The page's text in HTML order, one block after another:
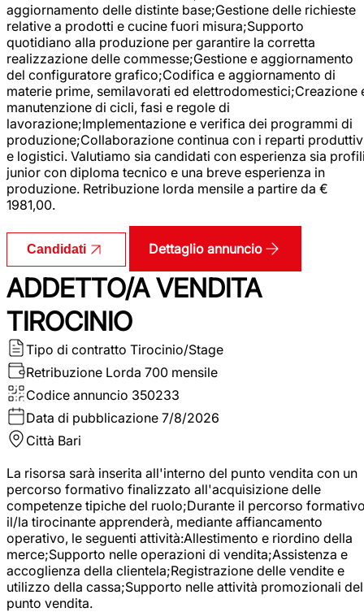
aggiornamento delle distinte base;Gestione delle richieste
relative a prodotti e cucine fuori misura;Supporto
quotidiano alla produzione per garantire la corretta
realizzazione delle commesse;Gestione e aggiornamento
del configuratore grafico;Codifica e aggiornamento di
materie prime, semilavorati ed elettrodomestici;Creazione
manutenzione di cicli, fasi e regole di
lavorazione;Implementazione e verifica dei programmi di
produzione;Collaborazione continua con i reparti
e logistici. Valutiamo sia candidati con esperienza sia
junior con diploma tecnico e una breve esperienza in
produzione. Retribuzione lorda mensile a partire da €
1981,00.
Candidati Dettaglio annuncio
ADDETTO/A VENDITA
TIROCINIO
Tipo di contratto Tirocinio/Stage
Retribuzione Lorda 700 mensile
Codice annuncio 350233
Data di pubblicazione 7/8/2026
Città Bari
La risorsa sarà inserita all'interno del punto vendita con un
percorso formativo finalizzato all'acquisizione delle
competenze tipiche del ruolo;Durante il percorso
il/la tirocinante apprenderà, mediante affiancamento
operativo, le seguenti attività:Allestimento e riordino della
merce;Supporto nelle operazioni di vendita;Assistenza e
accoglienza della clientela;Registrazione delle vendite e
utilizzo della cassa;Supporto nelle attività promozionali del
punto vendita.